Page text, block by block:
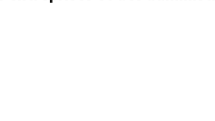
mieux être Ulysse plutôt